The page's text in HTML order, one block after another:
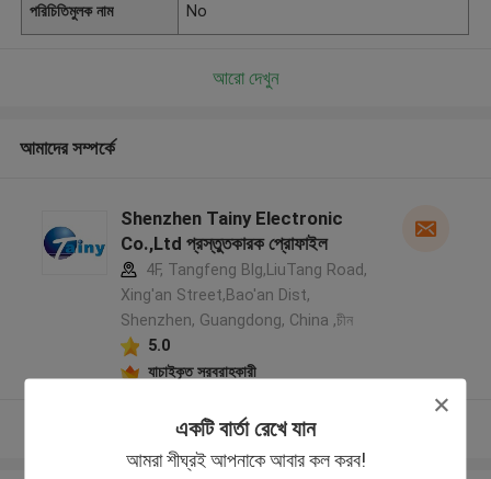
একটি বার্তা রেখে যান
আমরা শীঘ্রই আপনাকে আবার কল করব!
পরিচিতিমুলক নাম No
আরো দেখুন
আমাদের সম্পর্কে
Shenzhen Tainy Electronic
Co.,Ltd প্রস্তুতকারক প্রোফাইল
4F, Tangfeng Blg,LiuTang Road,
Xing'an Street,Bao'an Dist,
Shenzhen, Guangdong, China ,চীন
5.0
যাচাইকৃত সরবরাহকারী
আরো দেখুন